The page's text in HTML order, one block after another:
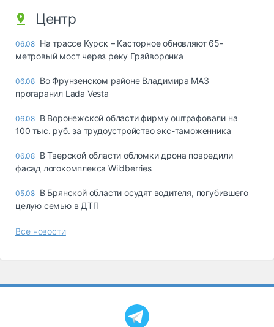
Центр
06.08 На трассе Курск – Касторное обновляют 65-
метровый мост через реку Грайворонка
06.08 Во Фрунзенском районе Владимира МАЗ
протаранил Lada Vesta
06.08 В Воронежской области фирму оштрафовали на
100 тыс. руб. за трудоустройство экс-таможенника
06.08 В Тверской области обломки дрона повредили
фасад логокомплекса Wildberries
05.08 В Брянской области осудят водителя, погубившего
целую семью в ДТП
Все новости